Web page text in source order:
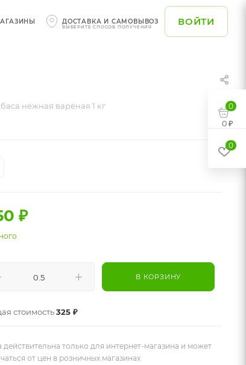
ВОЙТИ
ДОСТАВКА И САМОВЫВОЗ
ВЫБЕРИТЕ СПОСОБ ПОЛУЧЕНИЯ
нежная варёная 1 кг
₽
В КОРЗИНУ
стоимость325 ₽
действительна только для интернет-магазина и может
от цен в розничных магазинах
0
0 ₽
0